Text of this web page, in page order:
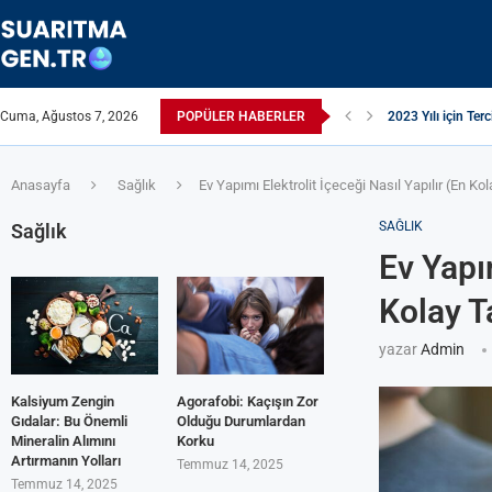
Cuma, Ağustos 7, 2026 POPÜLER HABERLER Suyun TDS
Anasayfa Sağlık Ev Yapımı Elektrolit İçeceği Nasıl Yapılır (En
SAĞLIK
Ev
Kolay
yazarAdmin
Sağlık
Kalsiyum Zengin
Gıdalar: Bu Önemli
Mineralin Alımını
Artırmanın Yolları
Temmuz 14, 2025
Agorafobi: Kaçışın Zor
Olduğu Durumlardan
Korku
Temmuz 14, 2025